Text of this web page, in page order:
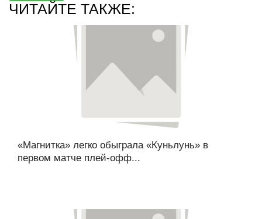
ЧИТАЙТЕ ТАКЖЕ:
«Магнитка» легко обыграла «Куньлунь» в
первом матче плей-офф...